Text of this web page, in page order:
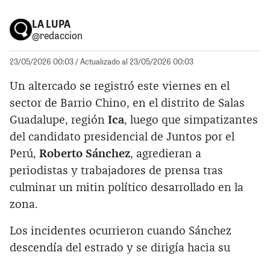
LA LUPA
@redaccion
23/05/2026 00:03/ Actualizado al 23/05/2026 00:03
Un altercado se registró este viernes en el
sector de Barrio Chino, en el distrito de Salas
Guadalupe, región Ica, luego que simpatizantes
del candidato presidencial de Juntos por el
Perú, Roberto Sánchez, agredieran a
periodistas y trabajadores de prensa tras
culminar un mitin político desarrollado en la
zona.
Los incidentes ocurrieron cuando Sánchez
descendía del estrado y se dirigía hacia su